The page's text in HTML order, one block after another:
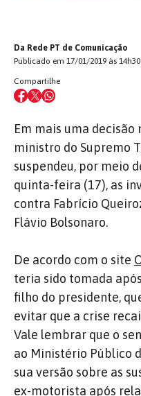
Da Rede PT de Comunicação
Publicado em 17/01/2019 às 14h30
Compartilhe
Em mais uma decisão
ministro do Supremo
suspendeu, por meio
quinta-feira (17), as
contra Fabrício
Flávio Bolsonaro.
De acordo com o site
teria sido tomada
filho do presidente,
evitar que a crise
Vale lembrar que o
ao Ministério Público
sua versão sobre as
ex-motorista após